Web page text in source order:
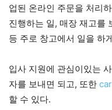
업된 온라인 주문을 처리
진행하는 일, 매장 재고를
등 주로 창고에서 일을 하
입사 지원에 관심이있는
자를 보내면 되고, 또한
할 수 있다.